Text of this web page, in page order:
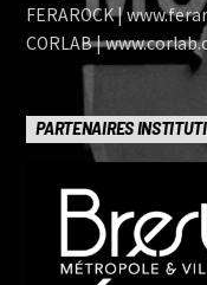
FERAROCK |
CORLAB |
PARTENAIRES